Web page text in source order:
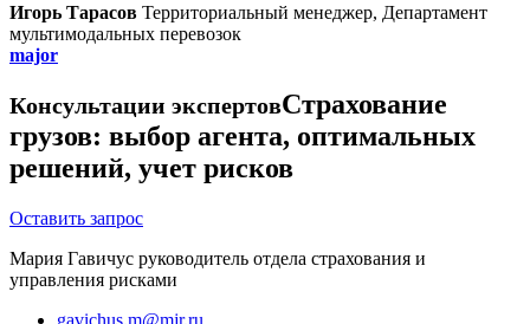
Игорь Тарасов Территориальный менеджер, Департамент
мультимодальных перевозок
major
Консультации экспертовСтрахование
грузов: выбор агента, оптимальных
решений, учет рисков
Оставить запрос
Мария Гавичус руководитель отдела страхования и
управления рисками